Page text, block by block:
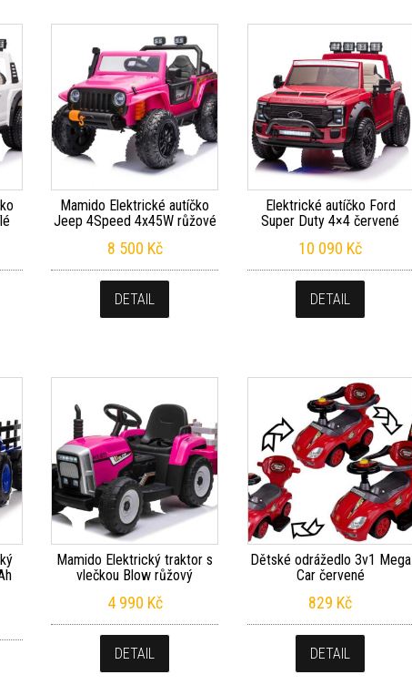
Mamido Elektrické autíčko
Jeep 4Speed 4x45W růžové
8 500 Kč
DETAIL
Elektrické autíčko Ford
Super Duty 4×4 červené
10 090 Kč
DETAIL
Mamido Elektrický traktor s
vlečkou Blow růžový
4 990 Kč
DETAIL
Dětské odrážedlo 3v1 Mega
Car červené
829 Kč
DETAIL